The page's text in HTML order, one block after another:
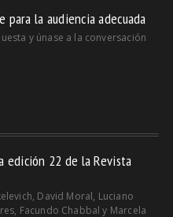
para la audiencia adecuada
y únase a la conversación
edición 22 de la Revista
David Moral, Luciano
Facundo Chabbal y Marcela